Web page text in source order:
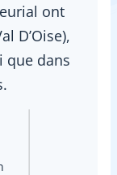
ont
D’Oise),
que dans